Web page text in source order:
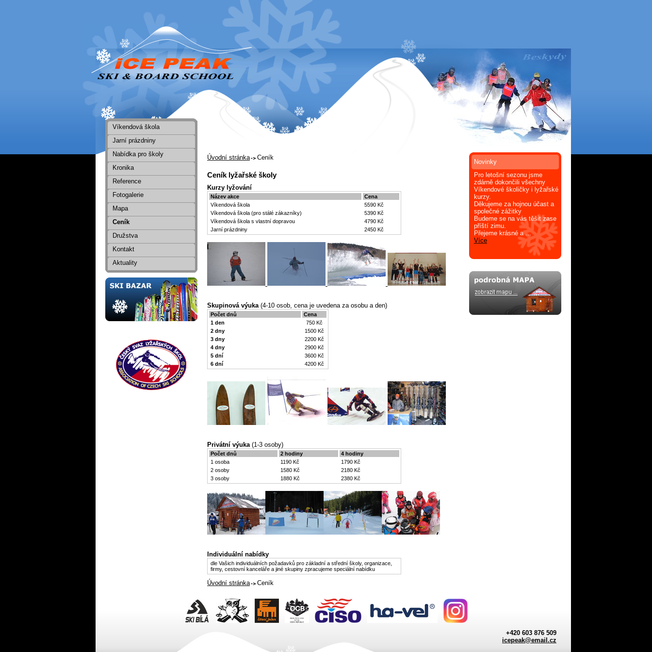
Víkendová škola
Jarní prázdniny
Nabídka pro školy
Kronika
Reference
Fotogalerie
Mapa
Ceník
Družstva
Kontakt
Aktuality
Novinky
Pro letošní sezonu jsme
zdárně dokončili všechny
Víkendové školičky i lyžařské
kurzy.
Děkujeme za hojnou účast a
společné zážitky
Budeme se na vás těšit zase
příští zimu.
Přejeme krásné a ...
Více
Úvodní stránka Ceník
Ceník lyžařské školy
Kurzy lyžování
Název akce
Cena
Víkendová škola
5590 Kč
Víkendová škola (pro stálé zákazníky)
5390 Kč
Víkendová škola s vlastní dopravou
4790 Kč
Jarní prázdniny
2450 Kč
Skupinová výuka(4-10 osob, cena je uvedena za osobu a den)
Počet dnů
Cena
1 den
750 Kč
2 dny
1500 Kč
3 dny
2200 Kč
4 dny
2900 Kč
5 dní
3600 Kč
6 dní
4200 Kč
Privátní výuka(1-3 osoby)
Počet dnů 2 hodiny
4 hodiny
1 osoba
1190 Kč
1790 Kč
2 osoby
1580 Kč
2180 Kč
3 osoby
1880 Kč 2380 Kč
Individuální nabídky
dle Vašich individuálních požadavků pro základní a střední školy, organizace,
firmy, cestovní kanceláře a jiné skupiny zpracujeme speciální nabídku
Úvodní stránka Ceník
+420 603 876 509
icepeak@email.cz